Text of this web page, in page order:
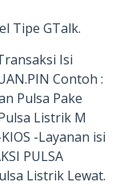
Tipe GTalk.
Isi
Contoh :
Pulsa Pake
Listrik M
-Layanan isi
PULSA
Listrik Lewat.